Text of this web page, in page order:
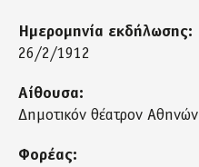
top
Ημερομηνία εκδήλωσης:
26/2/1912
Αίθουσα:
Δημοτικόν θέατρον Αθηνών
Φορέας: